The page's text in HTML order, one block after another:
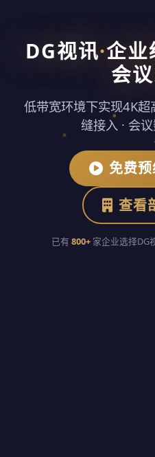
DG视讯·企业
会
低带宽环境下实现4K超
缝接入 · 会
免费
查看
已有 800+家企业选择DG